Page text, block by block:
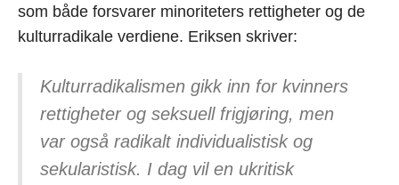
som både forsvarer minoriteters rettigheter og de
kulturradikale verdiene. Eriksen skriver:
Kulturradikalismen gikk inn for kvinners
rettigheter og seksuell frigjøring, men
var også radikalt individualistisk og
sekularistisk. I dag vil en ukritisk